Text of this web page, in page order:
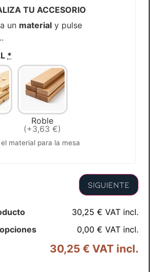
TU ACCESORIO
un material y pulse
*
Roble
(+3,63 €)
material para la mesa
Siguiente
30,25 € VAT incl.
0,00 € VAT incl.
30,25 € VAT incl.